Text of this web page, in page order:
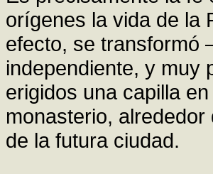
orígenes la vida de la
efecto, se
independiente, y muy
erigidos una capilla
monasterio,
de la futura ciudad.